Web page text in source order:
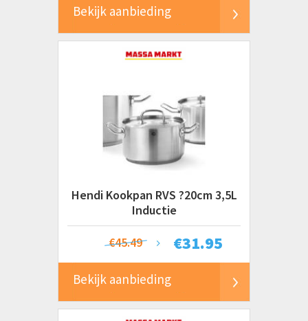
Bekijk aanbieding
Hendi Kookpan RVS ?20cm 3,5L
Inductie
€31.95
€45.49
Bekijk aanbieding